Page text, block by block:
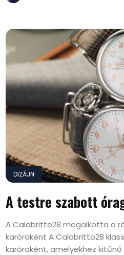
DIZÁJN
A testre szabott
A Calabritto28 megalkotta a
karóraként A Calabritto28
karóraként, amelyekhez